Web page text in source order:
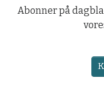
Abonner på